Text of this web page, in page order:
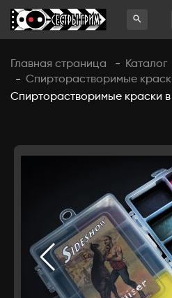
Главная страница - Каталог
- Спирторастворимые
Спирторастворимые краски в